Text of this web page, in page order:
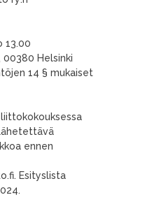
13.00
00380 Helsinki
14 § mukaiset
ennen
Esityslista